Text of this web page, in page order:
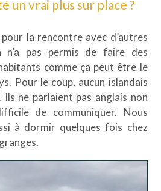
un vrai plus sur place ?
la rencontre avec d’autres
n’a pas permis de faire des
comme ça peut être le
Pour le coup, aucun islandais
Ils ne parlaient pas anglais non
de communiquer. Nous
à dormir quelques fois chez